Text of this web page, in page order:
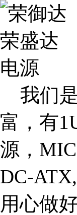
我们是
富，有
源，
DC-
用心做